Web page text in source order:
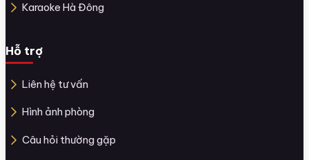
Karaoke Hà Đông
Hỗ trợ
Liên hệ tư vấn
Hình ảnh phòng
Câu hỏi thường gặp